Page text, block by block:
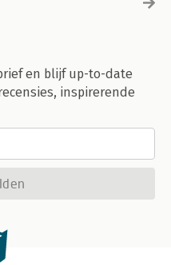
en blijf up-to-date
inspirerende